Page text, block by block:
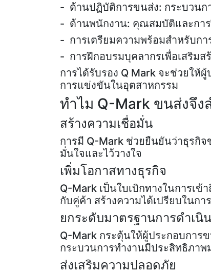
- ด้านปฏิบัติการขนส่ง: กระบวนก
- ด้านพนักงาน: คุณสมบัติและกา
- การเตรียมความพร้อมสำหรับก
- การฝึกอบรมบุคลากรเพื่อเสริม
การได้รับรอง Q Mark จะช่วยให้
การแข่งขันในอุตสาหกรรม
ทำไม Q-Mark ขนส่งจึ
สร้างความเชื่อมั่น
การมี Q-Mark ช่วยยืนยันว่าธุรกิ
มั่นใจและไว้วางใจ
เพิ่มโอกาสทางธุรกิจ
Q-Mark เป็นใบเบิกทางในการเ
กับคู่ค้า สร้างความได้เปรียบในก
ยกระดับมาตรฐานการดำเนิ
Q-Mark กระตุ้นให้ผู้ประกอบการ
กระบวนการทำงานมีประสิทธิภาพ
ส่งเสริมความปลอดภัย